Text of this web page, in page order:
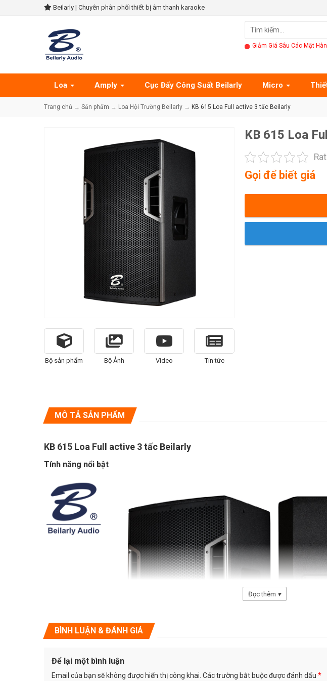
Beilarly | Chuyên phân phối thiết bị âm thanh karaoke
Giảm Giá Sâu Các Mặt
Loa Amply Cục Đẩy Công Suất Beilarly Micro
Trang chủ → Sản phẩm → Loa Hội Trường Beilarly → KB 615 Loa Full active 3 tấc Beilarly
Bộ sản phẩm Bộ Ảnh Video Tin tức
KB 615 Loa
Gọi để biết giá
MÔ TẢ SẢN PHẨM
KB 615 Loa Full active 3 tấc Beilarly
Tính năng nổi bật
Đọc thêm ▾
BÌNH LUẬN & ĐÁNH GIÁ
Để lại một bình luận
Email của bạn sẽ không được hiển thị công khai. Các trường bắt buộc được đánh dấu *